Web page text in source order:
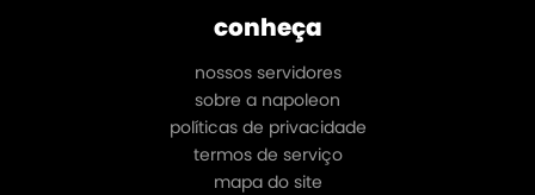
conheça
nossos servidores
sobre a napoleon
políticas de privacidade
termos de serviço
mapa do site